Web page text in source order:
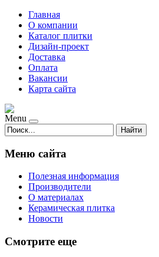
Главная
О компании
Каталог плитки
Дизайн-проект
Доставка
Оплата
Вакансии
Карта сайта
Menu
Найти
Меню сайта
Полезная информация
Производители
О материалах
Керамическая плитка
Новости
Смотрите еще